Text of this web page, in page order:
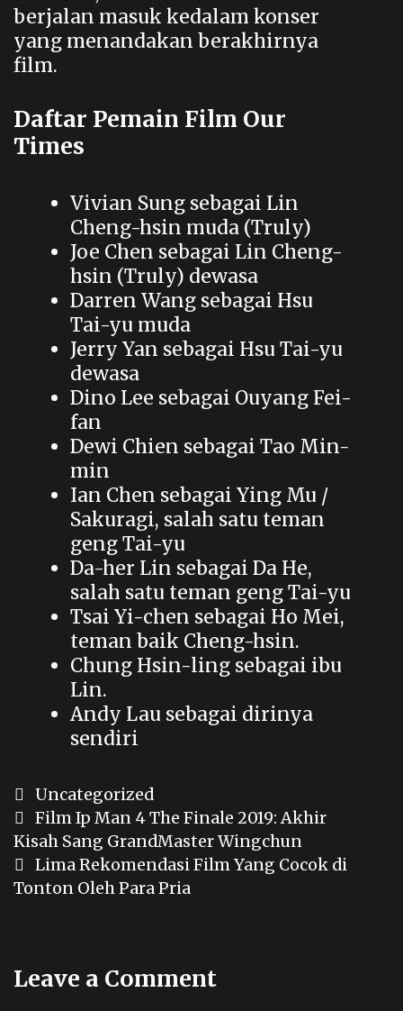
berjalan masuk kedalam konser
yang menandakan berakhirnya
film.
Daftar Pemain Film Our
Times
Vivian Sung sebagai Lin
Cheng-hsin muda (Truly)
Joe Chen sebagai Lin Cheng-
hsin (Truly) dewasa
Darren Wang sebagai Hsu
Tai-yu muda
Jerry Yan sebagai Hsu Tai-yu
dewasa
Dino Lee sebagai Ouyang Fei-
fan
Dewi Chien sebagai Tao Min-
min
Ian Chen sebagai Ying Mu /
Sakuragi, salah satu teman
geng Tai-yu
Da-her Lin sebagai Da He,
salah satu teman geng Tai-yu
Tsai Yi-chen sebagai Ho Mei,
teman baik Cheng-hsin.
Chung Hsin-ling sebagai ibu
Lin.
Andy Lau sebagai dirinya
sendiri
Categories
Uncategorized
Post
navigation
Film Ip Man 4 The Finale 2019: Akhir
Kisah Sang GrandMaster Wingchun
Lima Rekomendasi Film Yang Cocok di
Tonton Oleh Para Pria
Leave a Comment